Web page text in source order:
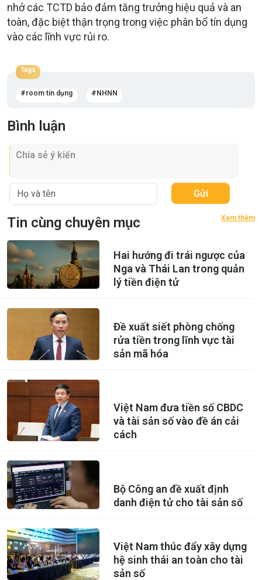
nhở các TCTD bảo đảm tăng trưởng hiệu quả và an
toàn, đặc biệt thận trọng trong việc phân bổ tín dụng
vào các lĩnh vực rủi ro.
Tags
room tín dụng NHNN
Bình luận
Gửi
Tin cùng chuyên mục Xem thêm
Hai hướng đi trái ngược của
Nga và Thái Lan trong quản
lý tiền điện tử
Đề xuất siết phòng chống
rửa tiền trong lĩnh vực tài
sản mã hóa
Việt Nam đưa tiền số CBDC
và tài sản số vào đề án cải
cách
Bộ Công an đề xuất định
danh điện tử cho tài sản số
Việt Nam thúc đẩy xây dựng
hệ sinh thái an toàn cho tài
sản số